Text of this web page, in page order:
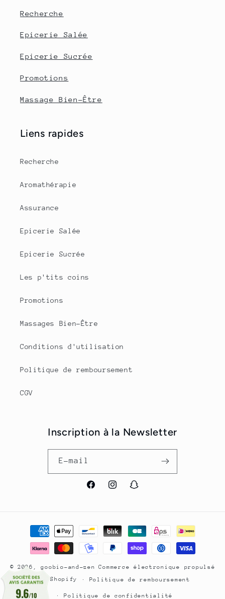
Recherche
Epicerie Salée
Epicerie Sucrée
Promotions
Massage Bien-Être
Liens rapides
Recherche
Aromathérapie
Assurance
Epicerie Salée
Epicerie Sucrée
Les p'tits coins
Promotions
Massages Bien-Être
Conditions d'utilisation
Politique de remboursement
CGV
Inscription à la Newsletter
E-mail
FacebookInstagramSnapchat
Moyens
paiement
© 2026,goobio-and-zen
Commerce électronique propulsé
par Shopify
Politique de remboursement
Politique de confidentialité
9.6/10